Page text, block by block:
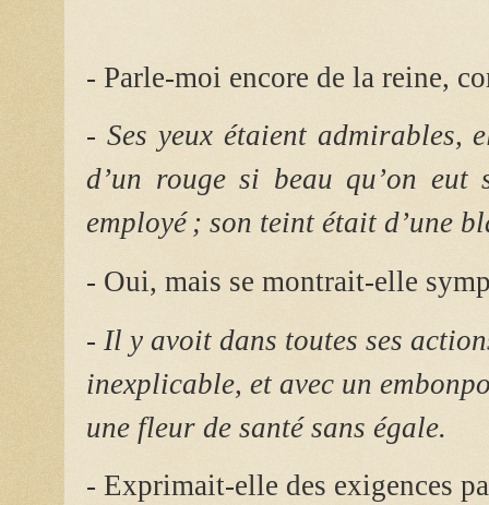
- Parle-moi encore de la reine,
- Ses yeux étaient admirables,
d’un rouge si beau qu’on eut
employé ; son teint était d’une
- Oui, mais se montrait-elle
- Il y avoit dans toutes ses
inexplicable, et avec un
une fleur de santé sans égale.
- Exprimait-elle des exigences